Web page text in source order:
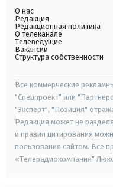
О нас
Редакция
Редакционная политика
О телеканале
Телеведущие
Вакансии
Структура собственности
Все коммерческие
"Спецпроект" или
"Эксперт", "Позиция"
Редакция может не
и правил цитирования
пользования сайтом. Все
«Телерадиокомпания"